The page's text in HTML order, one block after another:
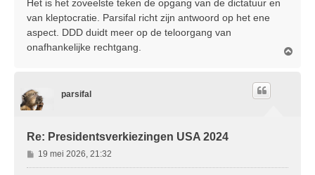
Het is het zoveelste teken de opgang van de dictatuur en
van kleptocratie. Parsifal richt zijn antwoord op het ene
aspect. DDD duidt meer op de teloorgang van
onafhankelijke rechtgang.
parsifal
Re: Presidentsverkiezingen USA 2024
B
e
19 mei 2026, 21:32